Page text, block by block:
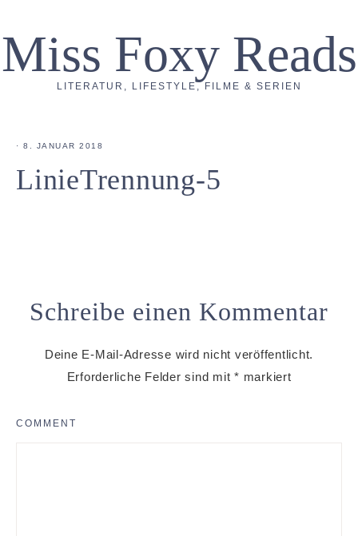
Miss Foxy Reads
LITERATUR, LIFESTYLE, FILME & SERIEN
· 8. JANUAR 2018
LinieTrennung-5
Schreibe einen Kommentar
Deine E-Mail-Adresse wird nicht veröffentlicht.
Erforderliche Felder sind mit * markiert
COMMENT